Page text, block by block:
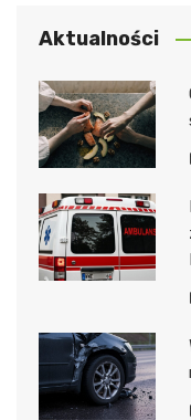
Aktualności